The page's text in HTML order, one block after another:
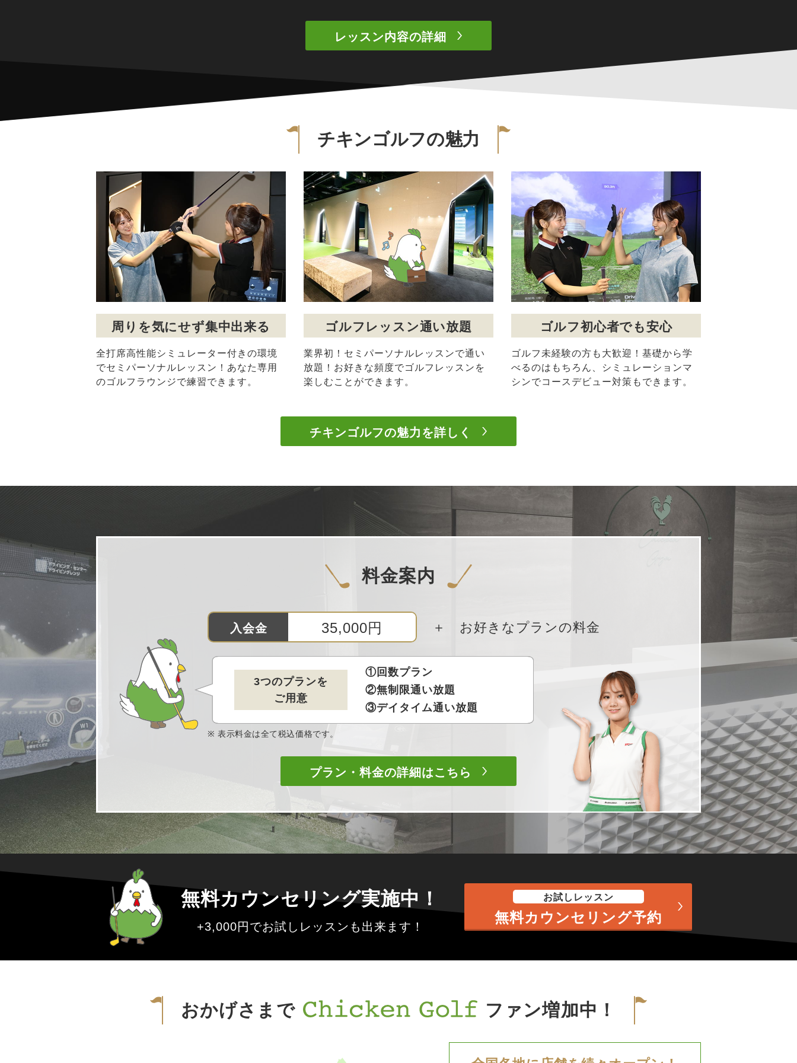
レッスン内容の詳細
チキンゴルフの魅力
周りを気にせず集中出来る
全打席高性能シミュレーター付きの環境
でセミパーソナルレッスン！あなた専用
のゴルフラウンジで練習できます。
ゴルフレッスン通い放題
業界初！セミパーソナルレッスンで通い
放題！お好きな頻度でゴルフレッスンを
楽しむことができます。
ゴルフ初心者でも安心
ゴルフ未経験の方も大歓迎！基礎から学
べるのはもちろん、シミュレーションマ
シンでコースデビュー対策もできます。
チキンゴルフの魅力を詳しく
料金案内
入会金 35,000円 ＋ お好きなプランの料金
3つのプランを
ご用意
①回数プラン
②無制限通い放題
③デイタイム通い放題
表示料金は全て税込価格です。
プラン・料金の詳細はこちら
無料カウンセリング実施中！
+3,000円でお試しレッスンも出来ます！
お試しレッスン
無料カウンセリング予約
おかげさまで ファン増加中！